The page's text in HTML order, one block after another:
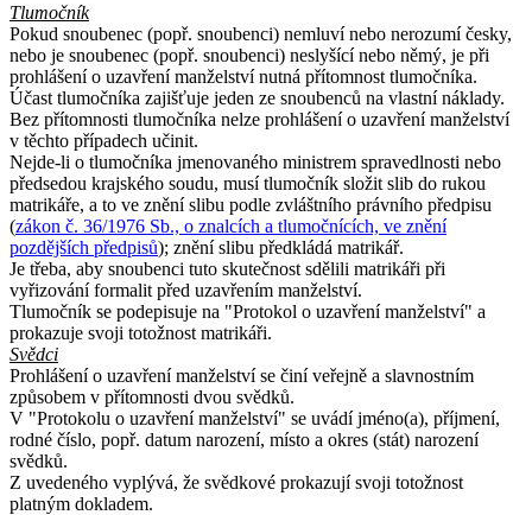
Tlumočník
Pokud snoubenec (popř. snoubenci) nemluví nebo nerozumí česky,
nebo je snoubenec (popř. snoubenci) neslyšící nebo němý, je při
prohlášení o uzavření manželství nutná přítomnost tlumočníka.
Účast tlumočníka zajišťuje jeden ze snoubenců na vlastní náklady.
Bez přítomnosti tlumočníka nelze prohlášení o uzavření manželství
v těchto případech učinit.
Nejde-li o tlumočníka jmenovaného ministrem spravedlnosti nebo
předsedou krajského soudu, musí tlumočník složit slib do rukou
matrikáře, a to ve znění slibu podle zvláštního právního předpisu
(zákon č. 36/1976 Sb., o znalcích a tlumočnících, ve znění
pozdějších předpisů); znění slibu předkládá matrikář.
Je třeba, aby snoubenci tuto skutečnost sdělili matrikáři při
vyřizování formalit před uzavřením manželství.
Tlumočník se podepisuje na "Protokol o uzavření manželství" a
prokazuje svoji totožnost matrikáři.
Svědci
Prohlášení o uzavření manželství se činí veřejně a slavnostním
způsobem v přítomnosti dvou svědků.
V "Protokolu o uzavření manželství" se uvádí jméno(a), příjmení,
rodné číslo, popř. datum narození, místo a okres (stát) narození
svědků.
Z uvedeného vyplývá, že svědkové prokazují svoji totožnost
platným dokladem.